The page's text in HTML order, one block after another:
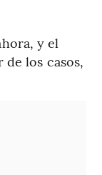
y el
los casos,